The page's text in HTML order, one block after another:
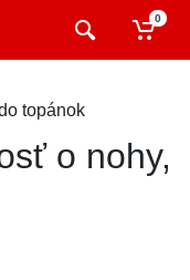
0
topánok
o nohy,